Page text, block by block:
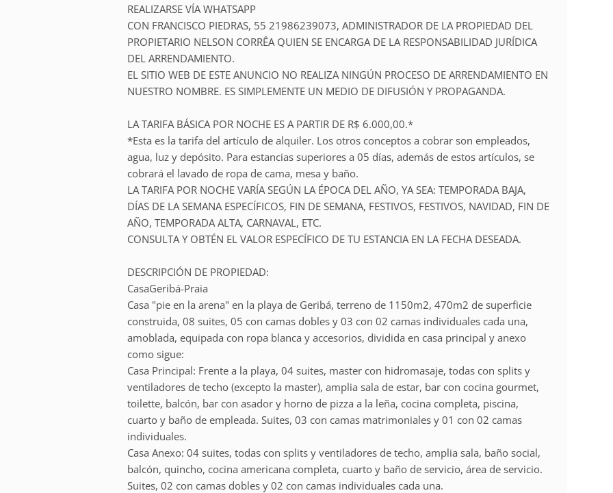
REALIZARSE VÍA WHATSAPP
CON FRANCISCO PIEDRAS, 55 21986239073, ADMINISTRADOR DE LA PROPIEDAD DEL
PROPIETARIO NELSON CORRÊA QUIEN SE ENCARGA DE LA RESPONSABILIDAD JURÍDICA
DEL ARRENDAMIENTO.
EL SITIO WEB DE ESTE ANUNCIO NO REALIZA NINGÚN PROCESO DE ARRENDAMIENTO EN
NUESTRO NOMBRE. ES SIMPLEMENTE UN MEDIO DE DIFUSIÓN Y PROPAGANDA.
LA TARIFA BÁSICA POR NOCHE ES A PARTIR DE R$ 6.000,00.*
*Esta es la tarifa del artículo de alquiler. Los otros conceptos a cobrar son empleados,
agua, luz y depósito. Para estancias superiores a 05 días, además de estos artículos, se
cobrará el lavado de ropa de cama, mesa y baño.
LA TARIFA POR NOCHE VARÍA SEGÚN LA ÉPOCA DEL AÑO, YA SEA: TEMPORADA BAJA,
DÍAS DE LA SEMANA ESPECÍFICOS, FIN DE SEMANA, FESTIVOS, FESTIVOS, NAVIDAD, FIN DE
AÑO, TEMPORADA ALTA, CARNAVAL, ETC.
CONSULTA Y OBTÉN EL VALOR ESPECÍFICO DE TU ESTANCIA EN LA FECHA DESEADA.
DESCRIPCIÓN DE PROPIEDAD:
CasaGeribá-Praia
Casa "pie en la arena" en la playa de Geribá, terreno de 1150m2, 470m2 de superficie
construida, 08 suites, 05 con camas dobles y 03 con 02 camas individuales cada una,
amoblada, equipada con ropa blanca y accesorios, dividida en casa principal y anexo
como sigue:
Casa Principal: Frente a la playa, 04 suites, master con hidromasaje, todas con splits y
ventiladores de techo (excepto la master), amplia sala de estar, bar con cocina gourmet,
toilette, balcón, bar con asador y horno de pizza a la leña, cocina completa, piscina,
cuarto y baño de empleada. Suites, 03 con camas matrimoniales y 01 con 02 camas
individuales.
Casa Anexo: 04 suites, todas con splits y ventiladores de techo, amplia sala, baño social,
balcón, quincho, cocina americana completa, cuarto y baño de servicio, área de servicio.
Suites, 02 con camas dobles y 02 con camas individuales cada una.